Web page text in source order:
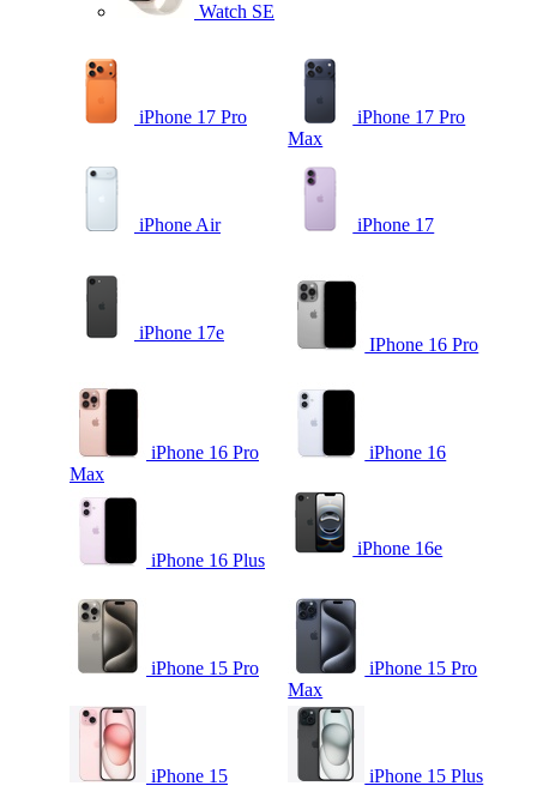
Watch SE
iPhone 17 Pro
iPhone 17 Pro
Max
iPhone Air iPhone 17
iPhone 17e
IPhone 16 Pro
iPhone 16 Pro
Max
iPhone 16
iPhone 16 Plus
iPhone 16e
iPhone 15 Pro
iPhone 15 Pro
Max
iPhone 15 iPhone 15 Plus